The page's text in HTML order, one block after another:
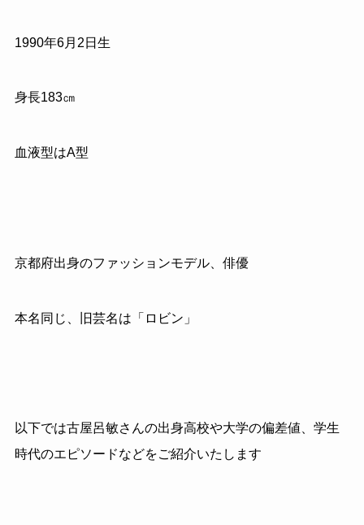
1990年6月2日生
身長183㎝
血液型はA型
京都府出身のファッションモデル、俳優
本名同じ、旧芸名は「ロビン」
以下では古屋呂敏さんの出身高校や大学の偏差値、学生
時代のエピソードなどをご紹介いたします